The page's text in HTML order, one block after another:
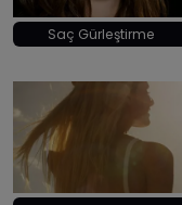
Saç Gürleştirme